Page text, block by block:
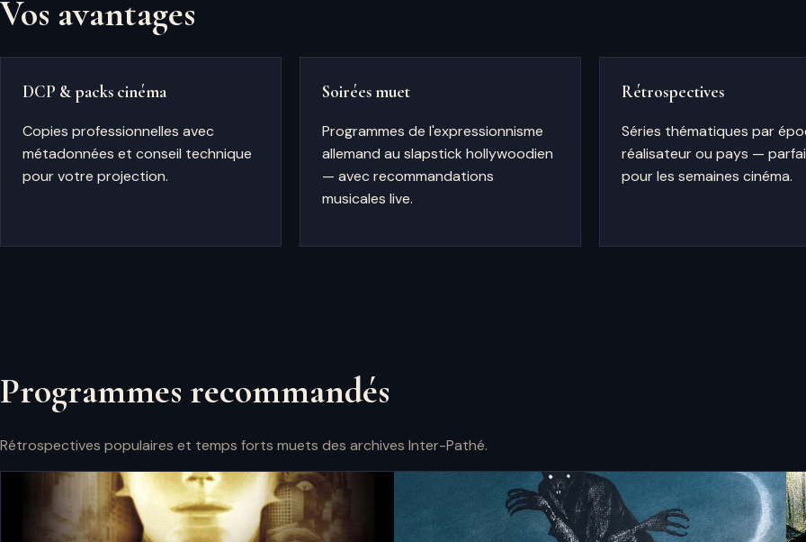
Vos avantages
DCP & packs cinéma
Copies professionnelles avec
métadonnées et conseil technique
pour votre projection.
Soirées muet
Programmes de l'expressionnisme
allemand au slapstick hollywoodien
— avec recommandations
musicales live.
Rétrospectives
Séries thématiques par
réalisateur ou pays —
pour les semaines cinéma.
Programmes recommandés
Rétrospectives populaires et temps forts muets des archives Inter-Pathé.